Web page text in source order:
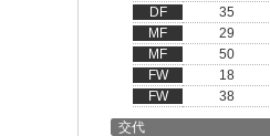
DF
35
MF
29
MF
50
FW
18
FW
38
交代